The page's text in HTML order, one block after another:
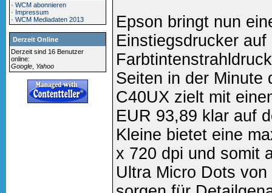
·WCM abonnieren
· Impressum
·WCM Mediadaten 2013
Derzeit Online
Derzeit sind 16 Benutzer
online:
Google Yahoo
Epson bringt nun
Einstiegsdrucker
Seiten in der Minute
C40UX zielt mit
EUR 93,89 klar auf
Kleine bietet eine
x 720 dpi und somit
Ultra Micro Dots